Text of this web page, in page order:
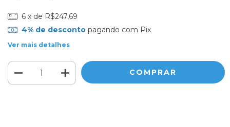
6 x de R$247,69
4% de descontopagando com Pix
Ver mais detalhes